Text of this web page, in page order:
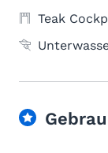
Teak